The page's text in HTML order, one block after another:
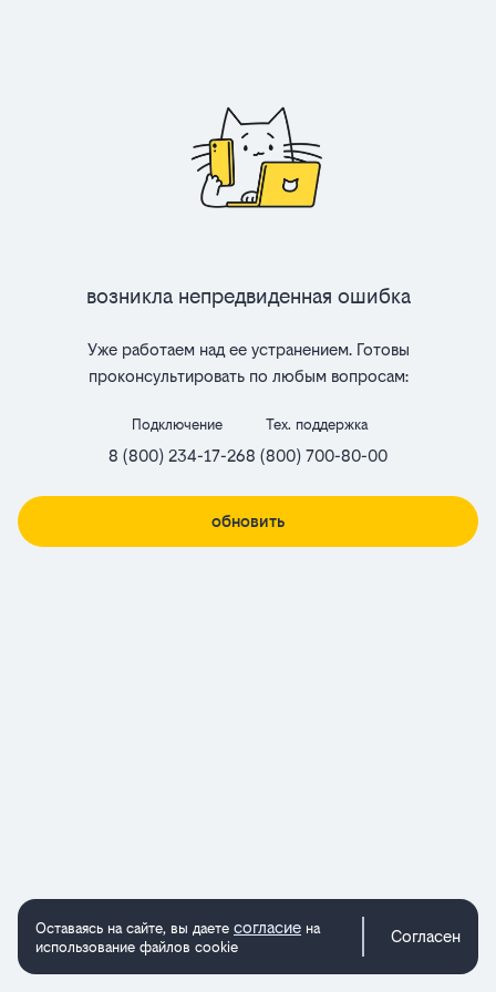
Возникла непредвиденная ошибка
Уже работаем над ее устранением. Готовы
проконсультировать по любым вопросам:
Подключение
8 (800) 234-17-26
Тех. поддержка
8 (800) 700-80-00
обновить
Оставаясь на сайте, вы даете согласие на
использование файлов cookie
Согласен